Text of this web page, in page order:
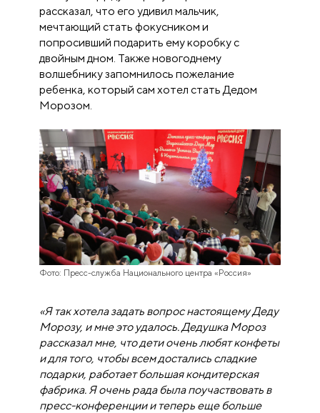
рассказал, что его удивил мальчик,
мечтающий стать фокусником и
попросивший подарить ему коробку с
двойным дном. Также новогоднему
волшебнику запомнилось пожелание
ребенка, который сам хотел стать Дедом
Морозом.
Фото: Пресс-служба Национального центра «Россия»
«Я так хотела задать вопрос настоящему Деду
Морозу, и мне это удалось. Дедушка Мороз
рассказал мне, что дети очень любят конфеты
и для того, чтобы всем достались сладкие
подарки, работает большая кондитерская
фабрика. Я очень рада была поучаствовать в
пресс-конференции и теперь еще больше